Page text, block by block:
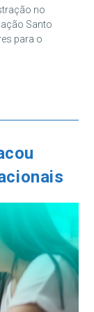
no
Santo
para o